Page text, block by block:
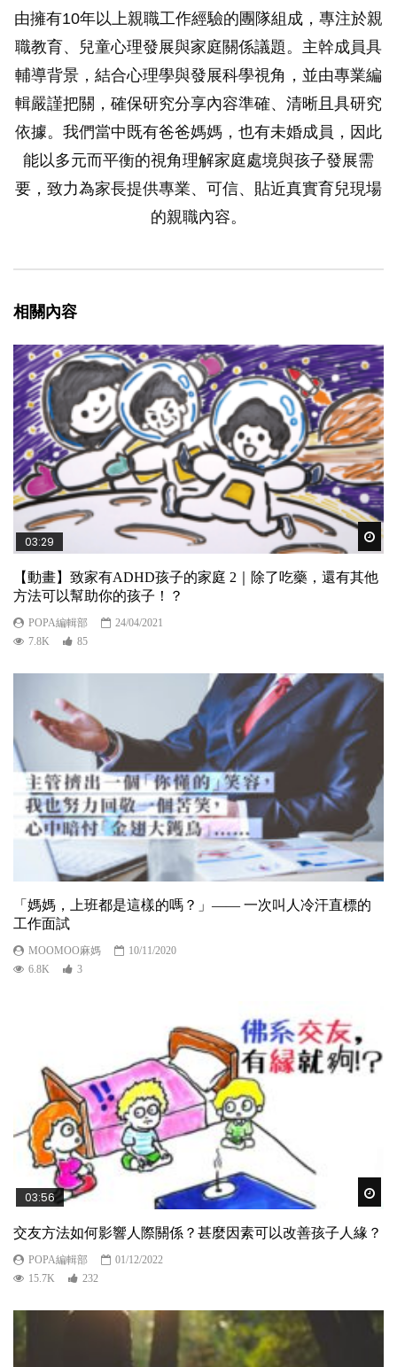
由擁有10年以上親職工作經驗的團隊組成，專注於親
職教育、兒童心理發展與家庭關係議題。主幹成員具
輔導背景，結合心理學與發展科學視角，並由專業編
輯嚴謹把關，確保研究分享內容準確、清晰且具研究
依據。我們當中既有爸爸媽媽，也有未婚成員，因此
能以多元而平衡的視角理解家庭處境與孩子發展需
要，致力為家長提供專業、可信、貼近真實育兒現場
的親職內容。
相關內容
03:29
【動畫】致家有ADHD孩子的家庭 2｜除了吃藥，還有其他
方法可以幫助你的孩子！？
POPA編輯部
24/04/2021
7.8K
85
「媽媽，上班都是這樣的嗎？」—— 一次叫人冷汗直標的
工作面試
MOOMOO麻媽
10/11/2020
6.8K
3
03:56
交友方法如何影響人際關係？甚麼因素可以改善孩子人緣？
POPA編輯部
01/12/2022
15.7K
232